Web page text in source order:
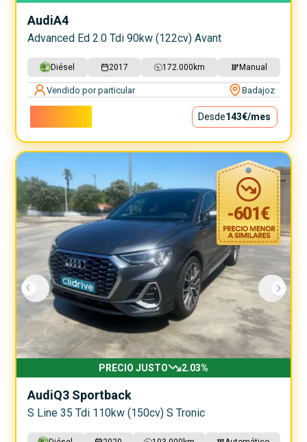
AudiA4
Advanced Ed 2.0 Tdi 90kw (122cv) Avant
Diésel 2017 172.000 km Manual
Vendido por particular Badajoz
Desde143€/mes
-601€
PRECIO JUSTO 2.03%
AudiQ3 Sportback
S Line 35 Tdi 110kw (150cv) S Tronic